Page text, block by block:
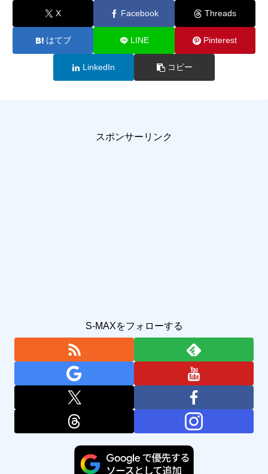
X Facebook Threads
はてブ LINE Pinterest
LinkedIn コピー
スポンサーリンク
S-MAXをフォローする